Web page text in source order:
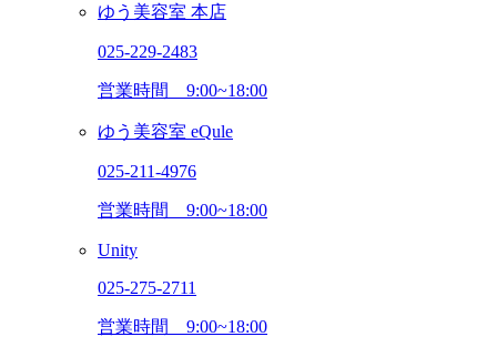
ゆう美容室 本店
025-229-2483
営業時間 9:00~18:00
ゆう美容室 eQule
025-211-4976
営業時間 9:00~18:00
Unity
025-275-2711
営業時間 9:00~18:00